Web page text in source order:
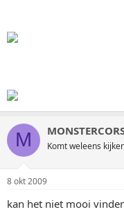
M Komt weleens
8 okt 2009
kan het niet mooi